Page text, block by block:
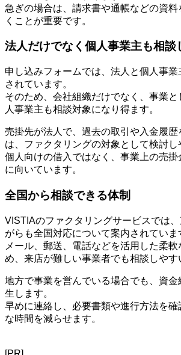
急ぎの場合は、請求書や通帳などの資
くことが重要です。
法人だけでなく個人事業主も相談
申し込みフォームでは、法人と個人事
されています。
そのため、会社組織だけでなく、事業
人事業主も相談対象になり得ます。
売掛先が法人で、過去の取引や入金履歴
は、ファクタリングの対象として検討し
個人向けの借入ではなく、事業上の売
に向いています。
全国から相談できる体制
VISTIAのファクタリングサービスでは
がらも全国対応について案内されていま
メール、郵送、電話などを活用した柔
め、来店が難しい事業者でも相談しやす
地方で事業を営んでいる場合でも、資
生します。
早めに連絡し、必要書類や進行方法を
な時間を減らせます。